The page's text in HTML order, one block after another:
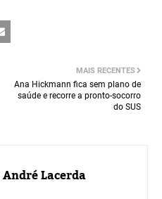
MAIS RECENTES
Ana Hickmann fica sem plano de
saúde e recorre a pronto-socorro
do SUS
André Lacerda